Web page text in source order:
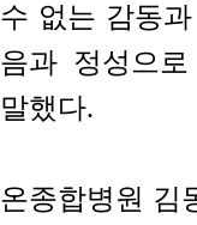
수 없는 감동
음과 정성으
말했다.
온종합병원 김